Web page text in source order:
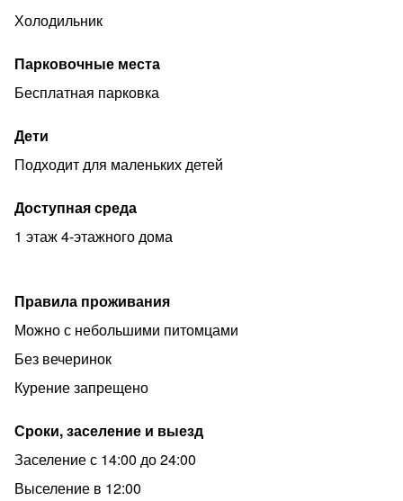
Бронь.Продление -1 час-250 рублей.Доплата за гостя
500 рублей.В праздничные дни цены могут меняться.
Холодильник
Парковочные места
Бесплатная парковка
Дети
Подходит для маленьких детей
Доступная среда
1 этаж 4-этажного дома
Правила проживания
Можно с небольшими питомцами
Без вечеринок
Курение запрещено
Сроки, заселение и выезд
Заселение с 14:00 до 24:00
Выселение в 12:00